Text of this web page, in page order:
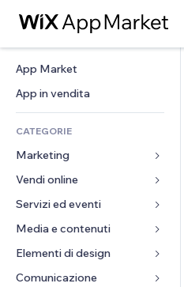
App Market
App in vendita
CATEGORIE
Marketing
Inserzioni
Mobile
Dati analitici
Vendi online
App per Stores
Spedizione e consegna
Tasti Vendi
Servizi ed eventi
Hotel
Eventi
Ristoranti
Media e contenuti
Galleria
Musica
Elementi di design
Mappe e navigazione